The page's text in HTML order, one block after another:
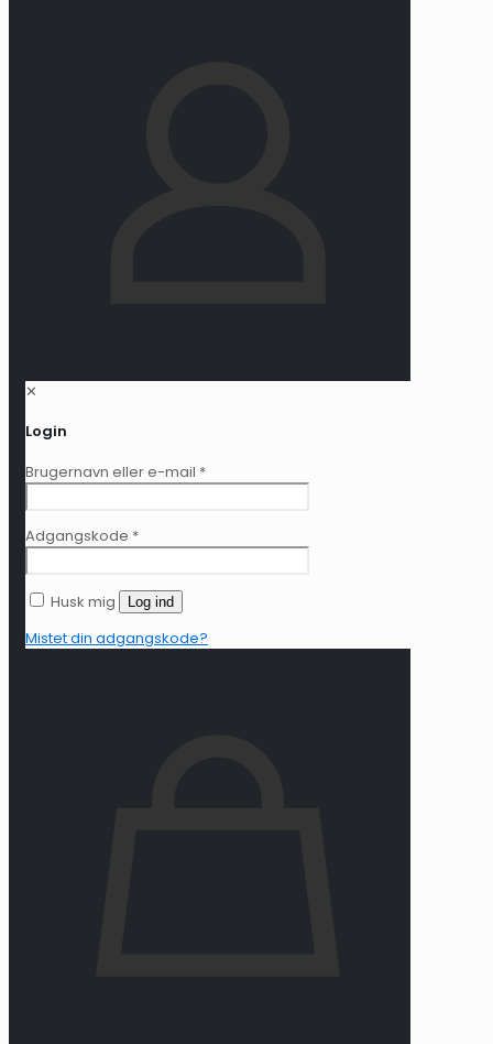
✕
Login
Brugernavn eller e-mail *
Adgangskode *
Husk mig Log ind
Mistet din adgangskode?